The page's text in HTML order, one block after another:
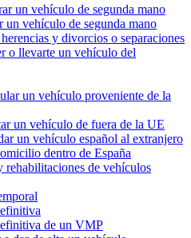
un vehículo de segunda mano
un vehículo de segunda mano
y divorcios o separaciones
o llevarte un vehículo del
un vehículo proveniente de la
un vehículo de fuera de la UE
un vehículo español al extranjero
dentro de España
rehabilitaciones de vehículos
de un VMP